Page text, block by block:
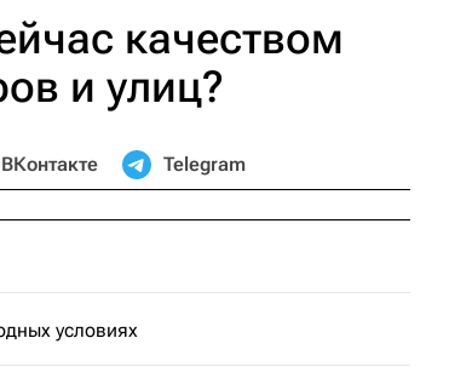
качеством
и улиц?
ВКонтакте Telegram
условиях